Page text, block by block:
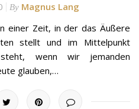
By Magnus Lang
einer Zeit, in der das Äußere
stellt und im Mittelpunkt
steht, wenn wir jemanden
glauben,…